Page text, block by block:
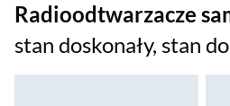
Radioodtwarzacze
stan doskonały, stan